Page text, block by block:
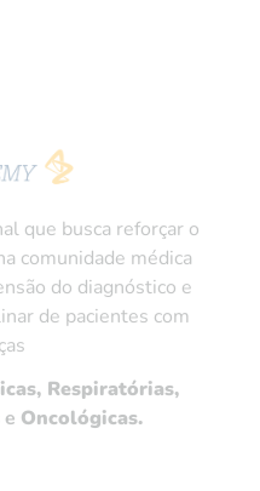
que busca reforçar o
comunidade médica
do diagnóstico e
de pacientes com
Respiratórias,
e Oncológicas.